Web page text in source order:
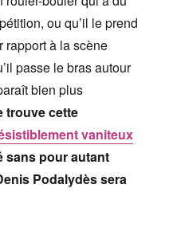
ou qu’il le prend
rapport à la scène
passe le bras autour
bien plus
trouve cette
vaniteux
sans pour autant
Podalydès sera